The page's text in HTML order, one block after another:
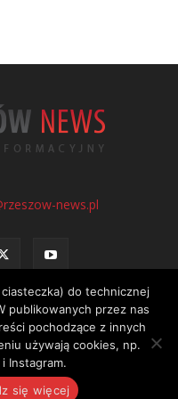
news.pl
Regulamin portalu
News. Wszystkie prawa
97 55 30
do technicznej
publikowanych przez nas
pochodzące z innych
używają cookies, np.
Instagram.
się więcej